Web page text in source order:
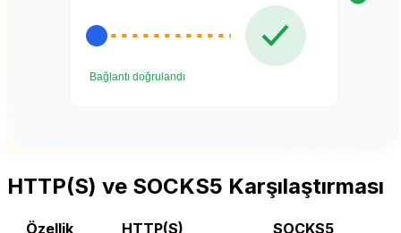
HTTP(S) ve SOCKS5 Karşılaştırması
Özellik HTTP(S)
SOCKS5